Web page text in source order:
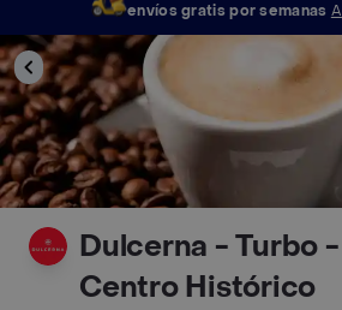
envíos gratis por semanas
Dulcerna - Turbo
Centro Histórico